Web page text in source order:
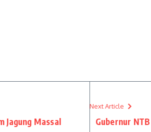
Jagung Massal
Next Article
Gubernur